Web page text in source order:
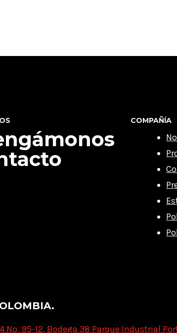
COMPAÑÍA
No. 95-12, Bodega 38 Parque Industrial